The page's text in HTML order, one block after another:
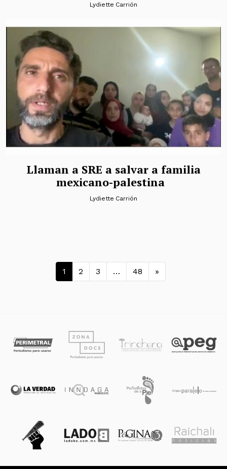
Lydiette Carrión
Llaman a SRE a salvar a familia
mexicano-palestina
Lydiette Carrión
Navegación de entradas
1 2 3 … 48 »